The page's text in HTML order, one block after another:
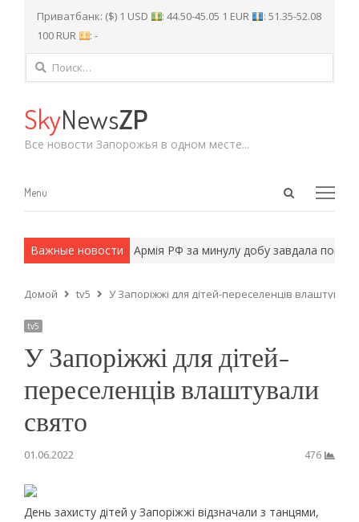
Приватбанк: ($) 1 USD : 44.50-45.05 1 EUR
: 51.35-52.08
100 RUR
: -
Найти:
SkyNewsZP
Все новости Запорожья в одном месте...
Open
Menu
Menu
Важные новости
армейские методы. Армія РФ за минулу добу завдала понад
Домой tv5 У Запоріжжі для дітей-переселенців
tv5
У Запоріжжі для дітей-
переселенців влаштували
свято
01.06.2022 476
День захисту дітей у Запоріжжі відзначали з танцями,